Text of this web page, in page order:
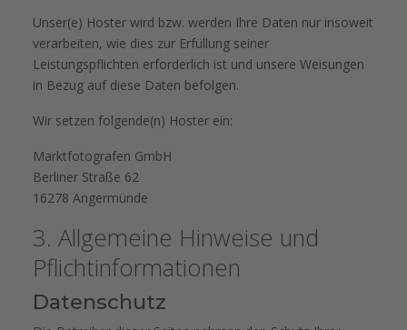
Unser(e) Hoster wird bzw. werden Ihre Daten nur insoweit
verarbeiten, wie dies zur Erfüllung seiner
Leistungspflichten erforderlich ist und unsere Weisungen
in Bezug auf diese Daten befolgen.
Wir setzen folgende(n) Hoster ein:
Marktfotografen GmbH
Berliner Straße 62
16278 Angermünde
3. Allgemeine Hinweise und
Pflicht­informationen
Datenschutz